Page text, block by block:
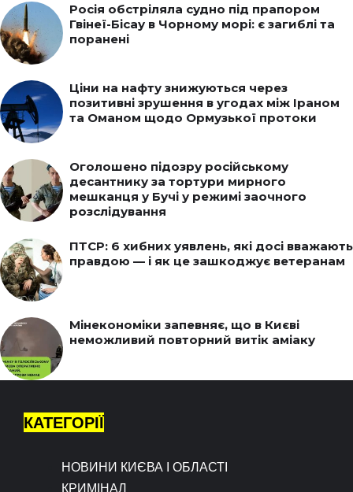
Росія обстріляла судно під прапором
Гвінеї-Бісау в Чорному морі: є загиблі та
поранені
Ціни на нафту знижуються через
позитивні зрушення в угодах між Іраном
та Оманом щодо Ормузької протоки
Оголошено підозру російському
десантнику за тортури мирного
мешканця у Бучі у режимі заочного
розслідування
ПТСР: 6 хибних уявлень, які досі вважають
правдою — і як це зашкоджує ветеранам
Мінекономіки запевняє, що в Києві
неможливий повторний витік аміаку
КАТЕГОРІЇ
НОВИНИ КИЄВА І ОБЛАСТІ
КРИМІНАЛ